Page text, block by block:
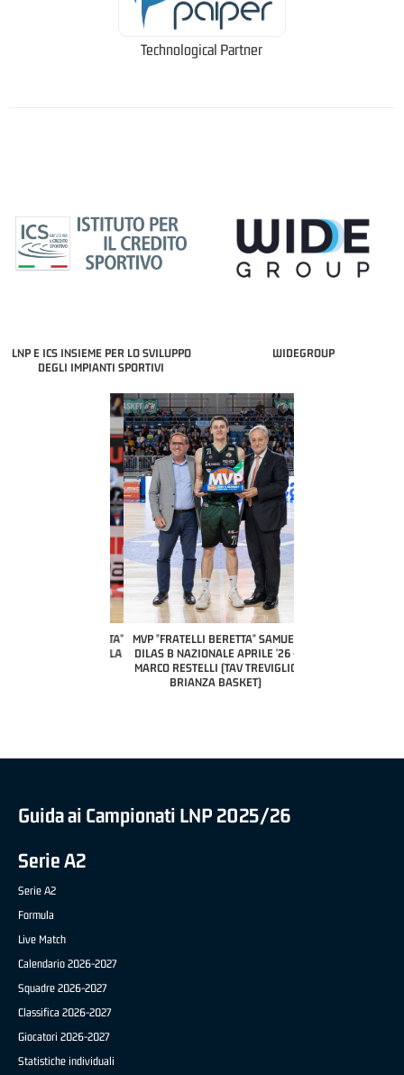
Technological Partner
LNP E ICS INSIEME PER LO SVILUPPO
DEGLI IMPIANTI SPORTIVI
WIDEGROUP
MVP "FRATELLI BERETTA" SAMUEL
DILAS B NAZIONALE APRILE '26 -
MARCO RESTELLI (TAV TREVIGLIO
BRIANZA BASKET)
Guida ai Campionati LNP 2025/26
Serie A2
Serie A2
Formula
Live Match
Calendario 2026-2027
Squadre 2026-2027
Classifica 2026-2027
Giocatori 2026-2027
Statistiche individuali